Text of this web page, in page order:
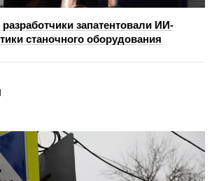
запатентовали ИИ-
станочного оборудования